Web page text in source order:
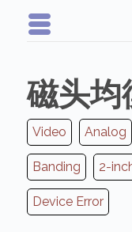
磁头均
Video Analog
Banding 2-
Device Error